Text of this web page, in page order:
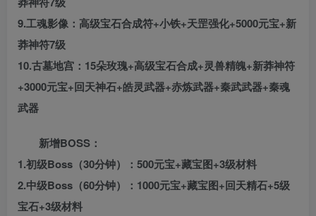
9.工魂影像：高级宝石合成符+小铁+天罡强化+5000元宝+新
莽神符7级
10.古墓地宫：15朵玫瑰+高级宝石合成+灵兽精魄+新莽神符
+3000元宝+回天神石+皓灵武器+赤炼武器+秦武武器+秦魂
武器
新增BOSS：
1.初级Boss（30分钟）：500元宝+藏宝图+3级材料
2.中级Boss（60分钟）：1000元宝+藏宝图+回天精石+5级
宝石+3级材料